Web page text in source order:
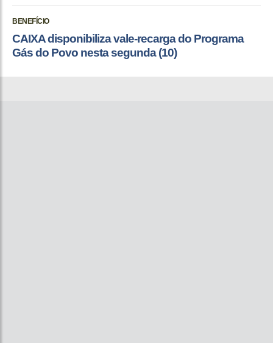
BENEFÍCIO
CAIXA disponibiliza vale-recarga do Programa
Gás do Povo nesta segunda (10)